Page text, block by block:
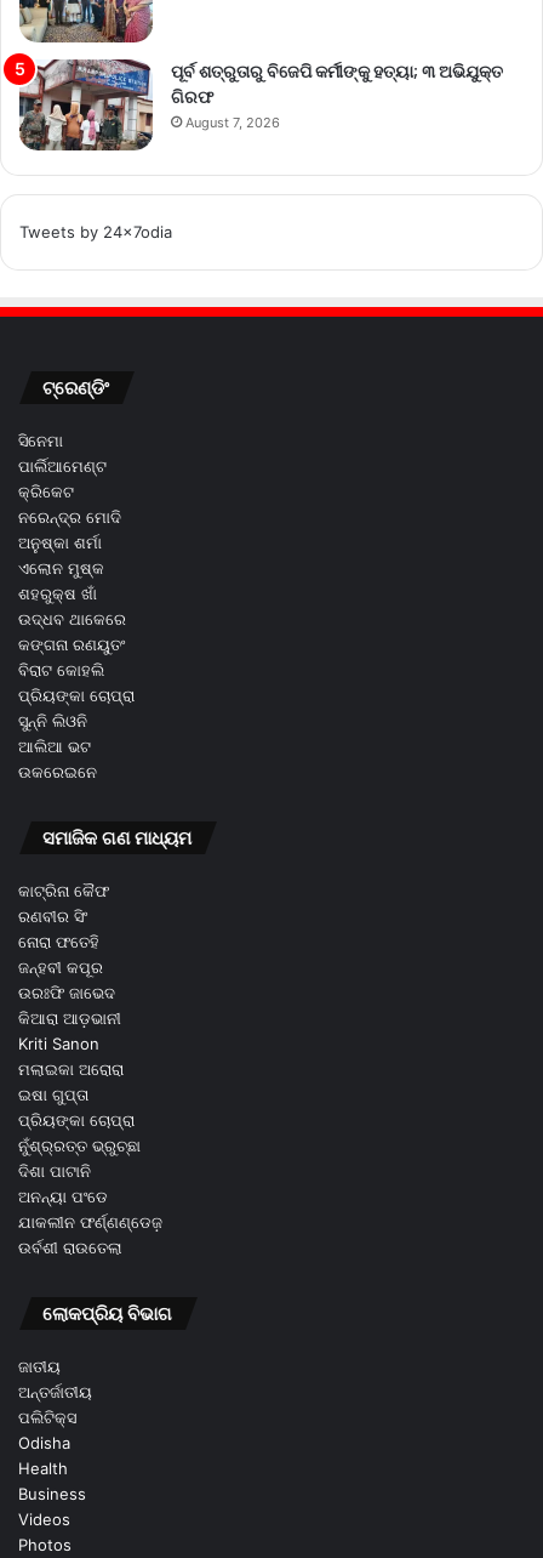
ପୂର୍ବ ଶତ୍ରୁତାରୁ ବିଜେପି କର୍ମୀଙ୍କୁ ହତ୍ୟା; ୩ ଅଭିଯୁକ୍ତ
ଗିରଫ
August 7, 2026
Tweets by 24x7odia
ଟ୍ରେଣ୍ଡିଂ
ସିନେମା
ପାର୍ଲିଆମେଣ୍ଟ
କ୍ରିକେଟ
ନରେନ୍ଦ୍ର ମୋଦି
ଅନୁଷ୍କା ଶର୍ମା
ଏଲୋନ ମୁଷ୍କ
ଶହରୁକ୍ଷ ଖାଁ
ଉଦ୍ଧବ ଥାକେରେ
କଙ୍ଗନା ରଣୟୁତଂ
ବିରାଟ କୋହଲି
ପ୍ରିୟଙ୍କା ଚୋପ୍ରା
ସୁନ୍ନି ଲିଓନି
ଆଲିଆ ଭଟ
ଉକରେଇନେ
ସମାଜିକ ଗଣ ମାଧ୍ୟମ
କାଟ୍ରିନା କୈଫ
ରଣବୀର ସିଂ
ନୋରା ଫତେହି
ଜନ୍ହବୀ କପୂର
ଉରଃଫି ଜାଭେଦ
କିଆରା ଆଡ଼ଭାନୀ
Kriti Sanon
ମଲାଇକା ଅରୋରା
ଇଷା ଗୁପ୍ତା
ପ୍ରିୟଙ୍କା ଚୋପ୍ରା
ନୁଁଶ୍ର୍ରତ୍ତ ଭ୍ରୁଚ୍ଛା
ଦିଶା ପାଟାନି
ଅନନ୍ୟା ପଂଡେ
ଯାକଲୀନ ଫର୍ଣ୍ଣଣ୍ଡେଜ଼
ଉର୍ବଶୀ ରାଉତେଲା
ଲୋକପ୍ରିୟ ବିଭାଗ
ଜାତୀୟ
ଅନ୍ତର୍ଜାତୀୟ
ପଲିଟିକ୍ସ
Odisha
Health
Business
Videos
Photos